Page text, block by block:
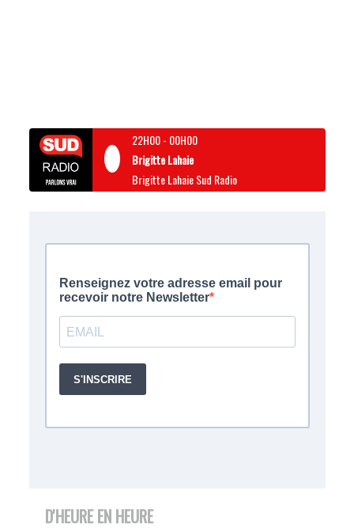
22H00- 00H00
Brigitte Lahaie
Brigitte Lahaie Sud Radio
D'HEURE EN HEURE